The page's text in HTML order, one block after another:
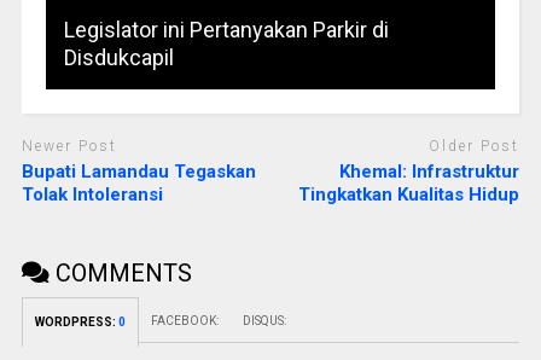
Legislator ini Pertanyakan Parkir di
Disdukcapil
Newer Post
Bupati Lamandau Tegaskan
Tolak Intoleransi
Older Post
Khemal: Infrastruktur
Tingkatkan Kualitas Hidup
COMMENTS
WORDPRESS: 0 FACEBOOK: DISQUS: